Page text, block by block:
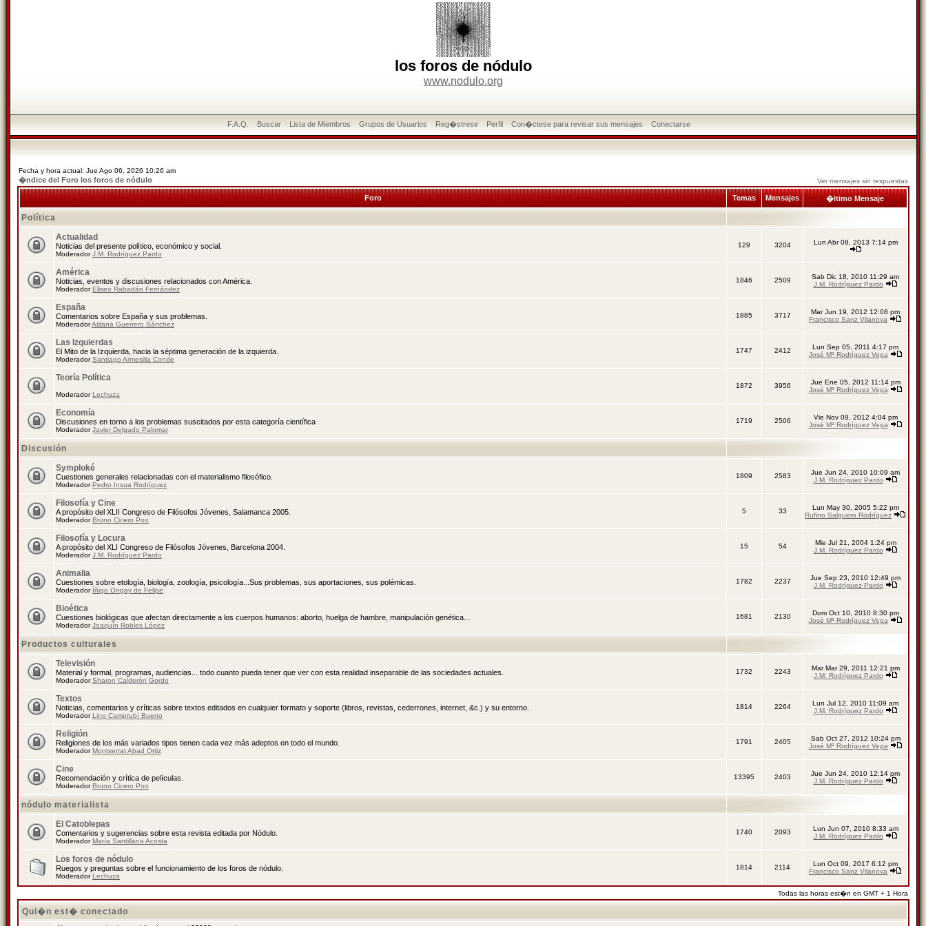
los foros de nódulo
www.nodulo.org
F.A.Q. Buscar Lista de Miembros Grupos de Usuarios Reg�strese Perfil Con�ctese para revisar sus mensajes Conectarse
Fecha y hora actual: Jue Ago 06, 2026 10:26 am
�ndice del Foro los foros de nódulo Ver mensajes sin respuestas
Foro Temas Mensajes �ltimo Mensaje
Política
Actualidad
Noticias del presente político, económico y social.
ModeradorJ.M. Rodríguez Pardo
129 3204 Lun Abr 08, 2013 7:14 pm
América
Noticias, eventos y discusiones relacionados con América.
ModeradorEliseo Rabadán Fernández
1846 2509
Sab Dic 18, 2010 11:29 am
J.M. Rodríguez Pardo
España
Comentarios sobre España y sus problemas.
ModeradorAtilana Guerrero Sánchez
1885 3717
Mar Jun 19, 2012 12:08 pm
Francisco Sanz Vilanova
Las Izquierdas
El Mito de la Izquierda, hacia la séptima generación de la izquierda.
ModeradorSantiago Armesilla Conde
1747 2412
Lun Sep 05, 2011 4:17 pm
José Mª Rodríguez Vega
Teoría Política
ModeradorLechuza
1872 3956
Jue Ene 05, 2012 11:14 pm
José Mª Rodríguez Vega
Economía
Discusiones en torno a los problemas suscitados por esta categoría científica
ModeradorJavier Delgado Palomar
1719 2506
Vie Nov 09, 2012 4:04 pm
José Mª Rodríguez Vega
Discusión
Symploké
Cuestiones generales relacionadas con el materialismo filosófico.
ModeradorPedro Insua Rodríguez
1809 2583
Jue Jun 24, 2010 10:09 am
J.M. Rodríguez Pardo
Filosofía y Cine
A propósito del XLII Congreso de Filósofos Jóvenes, Salamanca 2005.
ModeradorBruno Cicero Poo
5 33
Lun May 30, 2005 5:22 pm
Rufino Salguero Rodríguez
Filosofía y Locura
A propósito del XLI Congreso de Filósofos Jóvenes, Barcelona 2004.
ModeradorJ.M. Rodríguez Pardo
15 54
Mie Jul 21, 2004 1:24 pm
J.M. Rodríguez Pardo
Animalia
Cuestiones sobre etología, biología, zoología, psicología...Sus problemas, sus aportaciones, sus polémicas.
Moderador Íñigo Ongay de Felipe
1782 2237
Jue Sep 23, 2010 12:49 pm
J.M. Rodríguez Pardo
Bioética
Cuestiones biológicas que afectan directamente a los cuerpos humanos: aborto, huelga de hambre, manipulación genética...
ModeradorJoaquín Robles López
1681 2130
Dom Oct 10, 2010 8:30 pm
José Mª Rodríguez Vega
Productos culturales
Televisión
Material y formal, programas, audiencias... todo cuanto pueda tener que ver con esta realidad inseparable de las sociedades actuales.
ModeradorSharon Calderón Gordo
1732 2243
Mar Mar 29, 2011 12:21 pm
J.M. Rodríguez Pardo
Textos
Noticias, comentarios y críticas sobre textos editados en cualquier formato y soporte (libros, revistas, cederrones, internet, &c.) y su entorno.
ModeradorLino Camprubí Bueno
1814 2264
Lun Jul 12, 2010 11:09 am
J.M. Rodríguez Pardo
Religión
Religiones de los más variados tipos tienen cada vez más adeptos en todo el mundo.
ModeradorMontserrat Abad Ortiz
1791 2405
Sab Oct 27, 2012 10:24 pm
José Mª Rodríguez Vega
Cine
Recomendación y crítica de películas.
ModeradorBruno Cicero Poo
13395 2403
Jue Jun 24, 2010 12:14 pm
J.M. Rodríguez Pardo
nódulo materialista
El Catoblepas
Comentarios y sugerencias sobre esta revista editada por Nódulo.
ModeradorMaría Santillana Acosta
1740 2093
Lun Jun 07, 2010 8:33 am
J.M. Rodríguez Pardo
Los foros de nódulo
Ruegos y preguntas sobre el funcionamiento de los foros de nódulo.
ModeradorLechuza
1814 2114
Lun Oct 09, 2017 6:12 pm
Francisco Sanz Vilanova
Todas las horas est�n en GMT + 1 Hora
Qui�n est� conectado